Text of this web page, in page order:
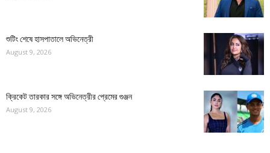
শুটিং শেষে হাসপাতালে অভিনেত্রী
August 9, 2026
ক্রিকেট তারকার সঙ্গে অভিনেত্রীর প্রেমের গুঞ্জন
August 9, 2026